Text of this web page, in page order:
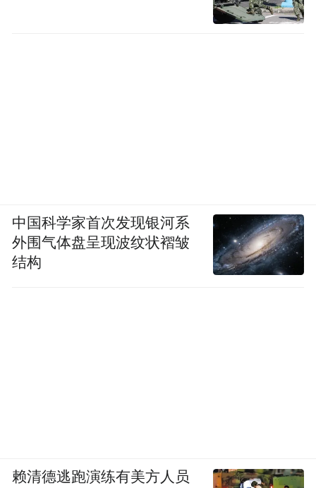
中国科学家首次发现银河系
外围气体盘呈现波纹状褶皱
结构
赖清德逃跑演练有美方人员